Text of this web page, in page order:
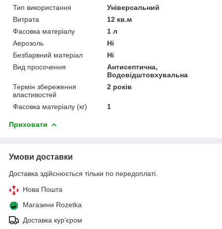
Тип використання
Універсальний
Витрата
12 кв.м
Фасовка матеріалу
1 л
Аерозоль
Ні
Безбарвний матеріал
Ні
Вид просочення
Антисептична,
Водовідштовхувальна
Термін збереження
властивостей
2 років
Фасовка матеріалу (кг) 1
Приховати
Умови доставки
Доставка здійснюється тільки по передоплаті.
Нова Пошта
Магазини Rozetka
Доставка кур'єром